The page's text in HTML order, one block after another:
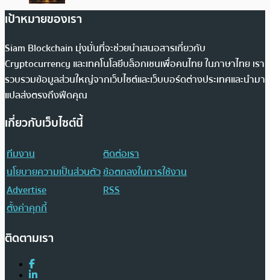
เป้าหมายของเรา
Siam Blockchain มุ่งมั่นที่จะช่วยนำเสนอสารเกี่ยวกับ
Cryptocurrency และเทคโนโลยีบล็อกเชนเพื่อคนไทย ในภาษาไทย เรา
รวบรวมข้อมูลส่วนใหญ่จากเว็บไซต์และเว็บบอร์ดต่างประเทศและนำมา
แปลส่งตรงถึงฟีดคุณ
เกี่ยวกับเว็บไซต์นี้
ทีมงาน
ติดต่อเรา
นโยบายความเป็นส่วนตัวข้อตกลงในการใช้งาน
Advertise
RSS
ตั้งค่าคุกกี้
ติดตามเรา